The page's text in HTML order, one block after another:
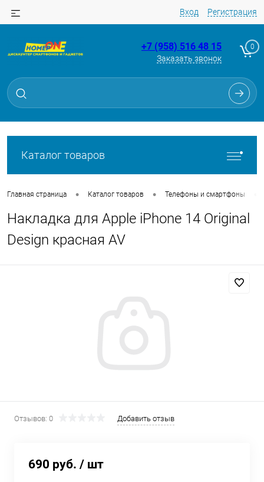
Вход Регистрация
+7 (958) 516 48 15
Заказать звонок
0
Каталог товаров
Главная страница • Каталог товаров • Телефоны и смартфоны
Накладка для Apple iPhone 14 Original
Design красная AV
Отзывов: 0 Добавить отзыв
690 руб. / шт
Для клиентов всех банков
Разбейте
без переплат
Сегодня
выбранный способом
списываться
по25 %каждые 2 недели